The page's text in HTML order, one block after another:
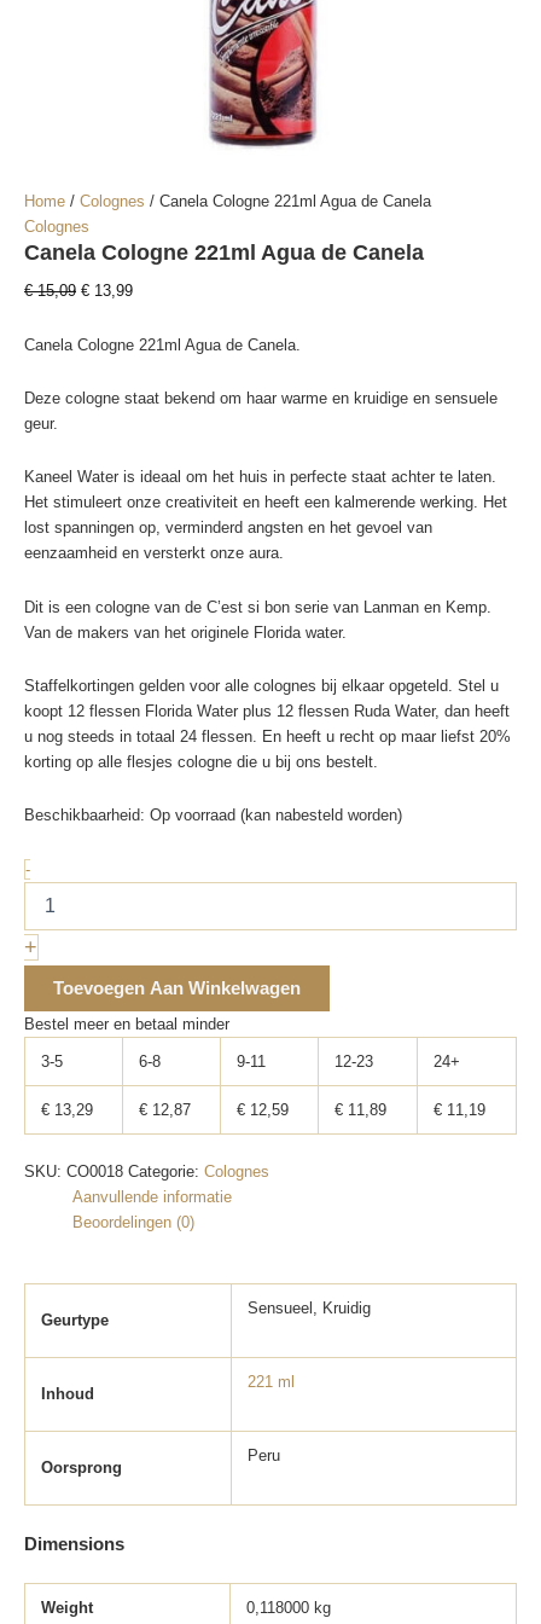
Home / Colognes / Canela Cologne 221ml Agua de Canela
Colognes
Canela Cologne 221ml Agua de Canela
€15,09 Oorspronkelijke
was:
€ 13,99Huidige
is:
Canela Cologne 221ml Agua de Canela.
Deze cologne staat bekend om haar warme en kruidige en sensuele
geur.
Kaneel Water is ideaal om het huis in perfecte staat achter te laten.
Het stimuleert onze creativiteit en heeft een kalmerende werking. Het
lost spanningen op, verminderd angsten en het gevoel van
eenzaamheid en versterkt onze aura.
Dit is een cologne van de C’est si bon serie van Lanman en Kemp.
Van de makers van het originele Florida water.
Staffelkortingen gelden voor alle colognes bij elkaar opgeteld. Stel u
koopt 12 flessen Florida Water plus 12 flessen Ruda Water, dan heeft
u nog steeds in totaal 24 flessen. En heeft u recht op maar liefst 20%
korting op alle flesjes cologne die u bij ons bestelt.
Beschikbaarheid: Op voorraad (kan nabesteld worden)
-Canela
221ml
Agua
de
Canela
aantal
+
Toevoegen Aan Winkelwagen
Bestel meer en betaal minder
3-5 6-8 9-11 12-23 24+
€ 13,29 € 12,87 € 12,59 € 11,89 € 11,19
SKU: CO0018 Categorie: Colognes
Aanvullende informatie
Beoordelingen (0)
Geurtype
Sensueel, Kruidig
Inhoud
221 ml
Oorsprong
Peru
Dimensions
Weight 0,118000 kg